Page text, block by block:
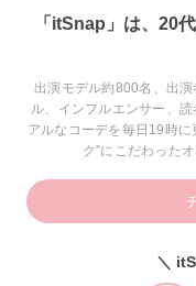
「itSnap」は、20
出演モデル約800名、出
ル、インフルエンサー、
アルなコーデを毎日19時に
ク”にこだわった
＼